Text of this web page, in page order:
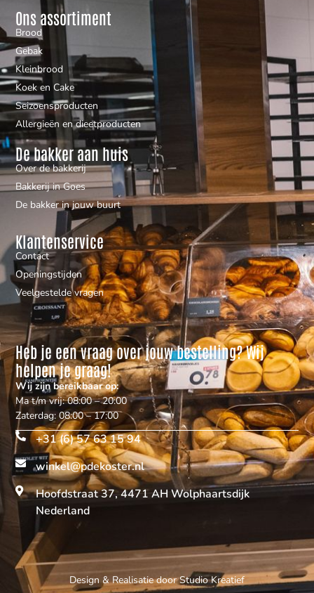
Ons assortiment
Brood
Gebak
Kleinbrood
Koek en Cake
Seizoensproducten
Allergieën en dieetproducten
De bakker aan huis
Over de bakkerij
Bakkerij in Goes
De bakker in jouw buurt
Klantenservice
Contact
Openingstijden
Veelgestelde vragen
Heb je een vraag over jouw bestelling? Wij
helpen je graag!
Wij zijn bereikbaar op:
Ma t/m vrij: 08:00 – 20:00
Zaterdag: 08:00 – 17:00
+31 (6) 57 63 15 94
winkel@pdekoster.nl
Hoofdstraat 37, 4471 AH Wolphaartsdijk
Nederland
Design & Realisatie doorStudio Kreatief